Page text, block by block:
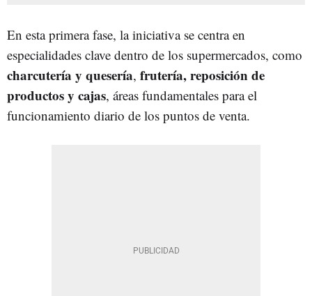
En esta primera fase, la iniciativa se centra en
especialidades clave dentro de los supermercados, como
charcutería y quesería, frutería, reposición de
productos y cajas, áreas fundamentales para el
funcionamiento diario de los puntos de venta.